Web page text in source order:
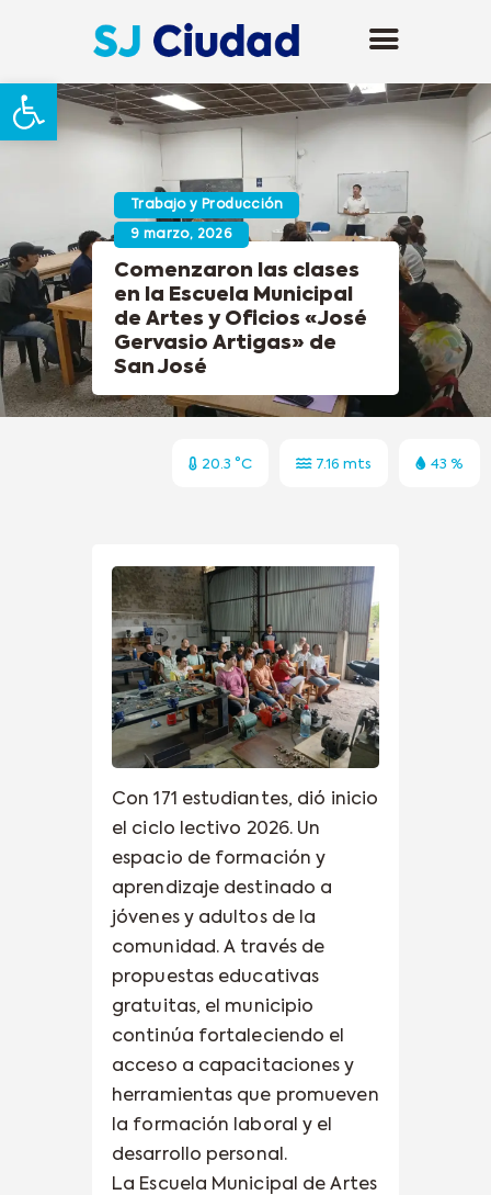
Abrir barra de herramientas
Trabajo y Producción
9 marzo, 2026
Comenzaron las clases
en la Escuela Municipal
de Artes y Oficios «José
Gervasio Artigas» de
San José
20.3 °C 7.16 mts 43 %
Con 171 estudiantes, dió inicio
el ciclo lectivo 2026. Un
espacio de formación y
aprendizaje destinado a
jóvenes y adultos de la
comunidad. A través de
propuestas educativas
gratuitas, el municipio
continúa fortaleciendo el
acceso a capacitaciones y
herramientas que promueven
la formación laboral y el
desarrollo personal.
La Escuela Municipal de Artes